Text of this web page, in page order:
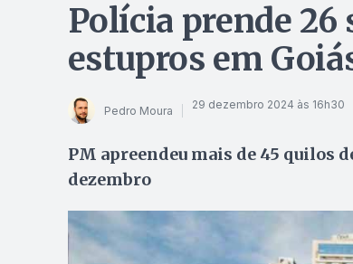
Polícia prende
estupros em
Pedro Moura 29 dezembro 2024 às 16h30
PM apreendeu mais de 45 quilos
dezembro